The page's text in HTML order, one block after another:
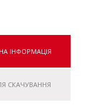
ІНФОРМАЦІЯ
СКАЧУВАННЯ